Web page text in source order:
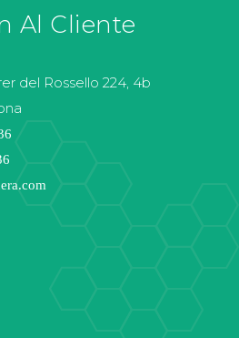
Al Cliente
del Rossello 224, 4b